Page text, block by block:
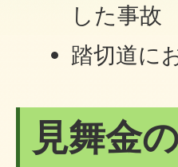
した事故
踏切道に
見舞金